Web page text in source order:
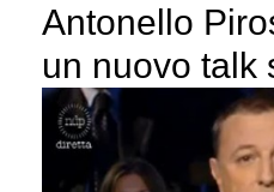
Antonello
un nuovo talk